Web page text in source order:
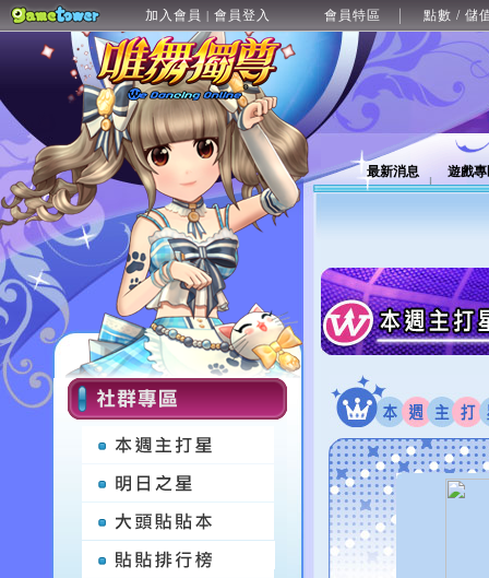
加入會員 | 會員登入 會員特區 點數 / 儲
最新消息 遊戲